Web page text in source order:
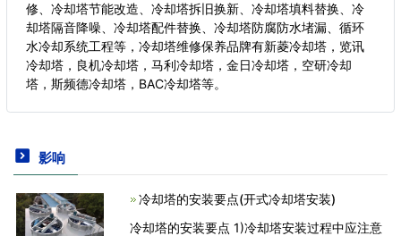
修、冷却塔节能改造、冷却塔拆旧换新、冷却塔填料替换、冷
却塔隔音降噪、冷却塔配件替换、冷却塔防腐防水堵漏、循环
水冷却系统工程等，冷却塔维修保养品牌有新菱冷却塔，览讯
冷却塔，良机冷却塔，马利冷却塔，金日冷却塔，空研冷却
塔，斯频德冷却塔，BAC冷却塔等。
影响
冷却塔的安装要点(开式冷却塔安装)
冷却塔的安装要点 1)冷却塔安装过程中应注意